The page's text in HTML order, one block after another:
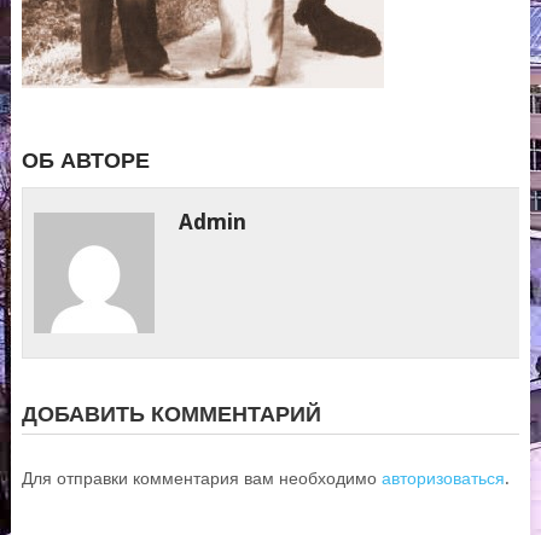
ОБ АВТОРЕ
Admin
ДОБАВИТЬ КОММЕНТАРИЙ
Для отправки комментария вам необходимо авторизоваться.